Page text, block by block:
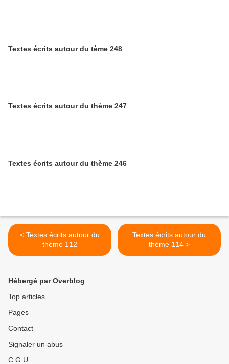
Textes écrits autour du tème 248
Textes écrits autour du thème 247
Textes écrits autour du thème 246
< Textes écrits autour du
thème 112
Textes écrits autour du
thème 114 >
Hébergé par Overblog
Top articles
Pages
Contact
Signaler un abus
C.G.U.